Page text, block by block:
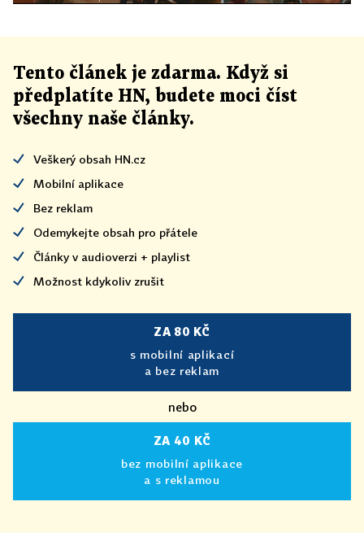
Tento článek je zdarma. Když si
předplatíte HN, budete moci číst
všechny naše články.
Veškerý obsah HN.cz
Mobilní aplikace
Bez reklam
Odemykejte obsah pro přátele
Články v audioverzi + playlist
Možnost kdykoliv zrušit
ZA 80 KČ
s mobilní aplikací
a bez reklam
nebo
ZA 40 KČ
bez mobilní aplikace
a s reklamou